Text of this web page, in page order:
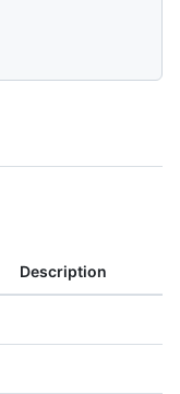
Description